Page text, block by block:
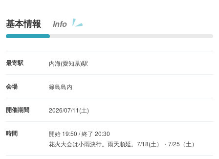
基本情報 Info
最寄駅 内海(愛知県)駅
会場 篠島島内
開催期間 2026/07/11(土)
時間
開始 19:50 / 終了 20:30
花火大会は小雨決行。雨天順延。7/18(土）・7/25（土）